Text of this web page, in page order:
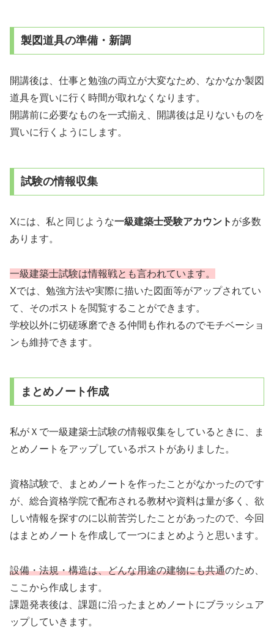
製図道具の準備・新調
開講後は、仕事と勉強の両立が大変なため、なかなか製図
道具を買いに行く時間が取れなくなります。
開講前に必要なものを一式揃え、開講後は足りないものを
買いに行くようにします。
試験の情報収集
Xには、私と同じような一級建築士受験アカウント が多数
あります。
一級建築士試験は情報戦とも言われています。
Xでは、勉強方法や実際に描いた図面等がアップされてい
て、そのポストを閲覧することができます。
学校以外に切磋琢磨できる仲間も作れるのでモチベーショ
ンも維持できます。
まとめノート作成
私がＸで一級建築士試験の情報収集をしているときに、ま
とめノートをアップしているポストがありました。
資格試験で、まとめノートを作ったことがなかったのです
が、総合資格学院で配布される教材や資料は量が多く、欲
しい情報を探すのに以前苦労したことがあったので、今回
はまとめノートを作成して一つにまとめようと思います。
設備・法規・構造は、どんな用途の建物にも共通のため、
ここから作成します。
課題発表後は、課題に沿ったまとめノートにブラッシュア
ップしていきます。